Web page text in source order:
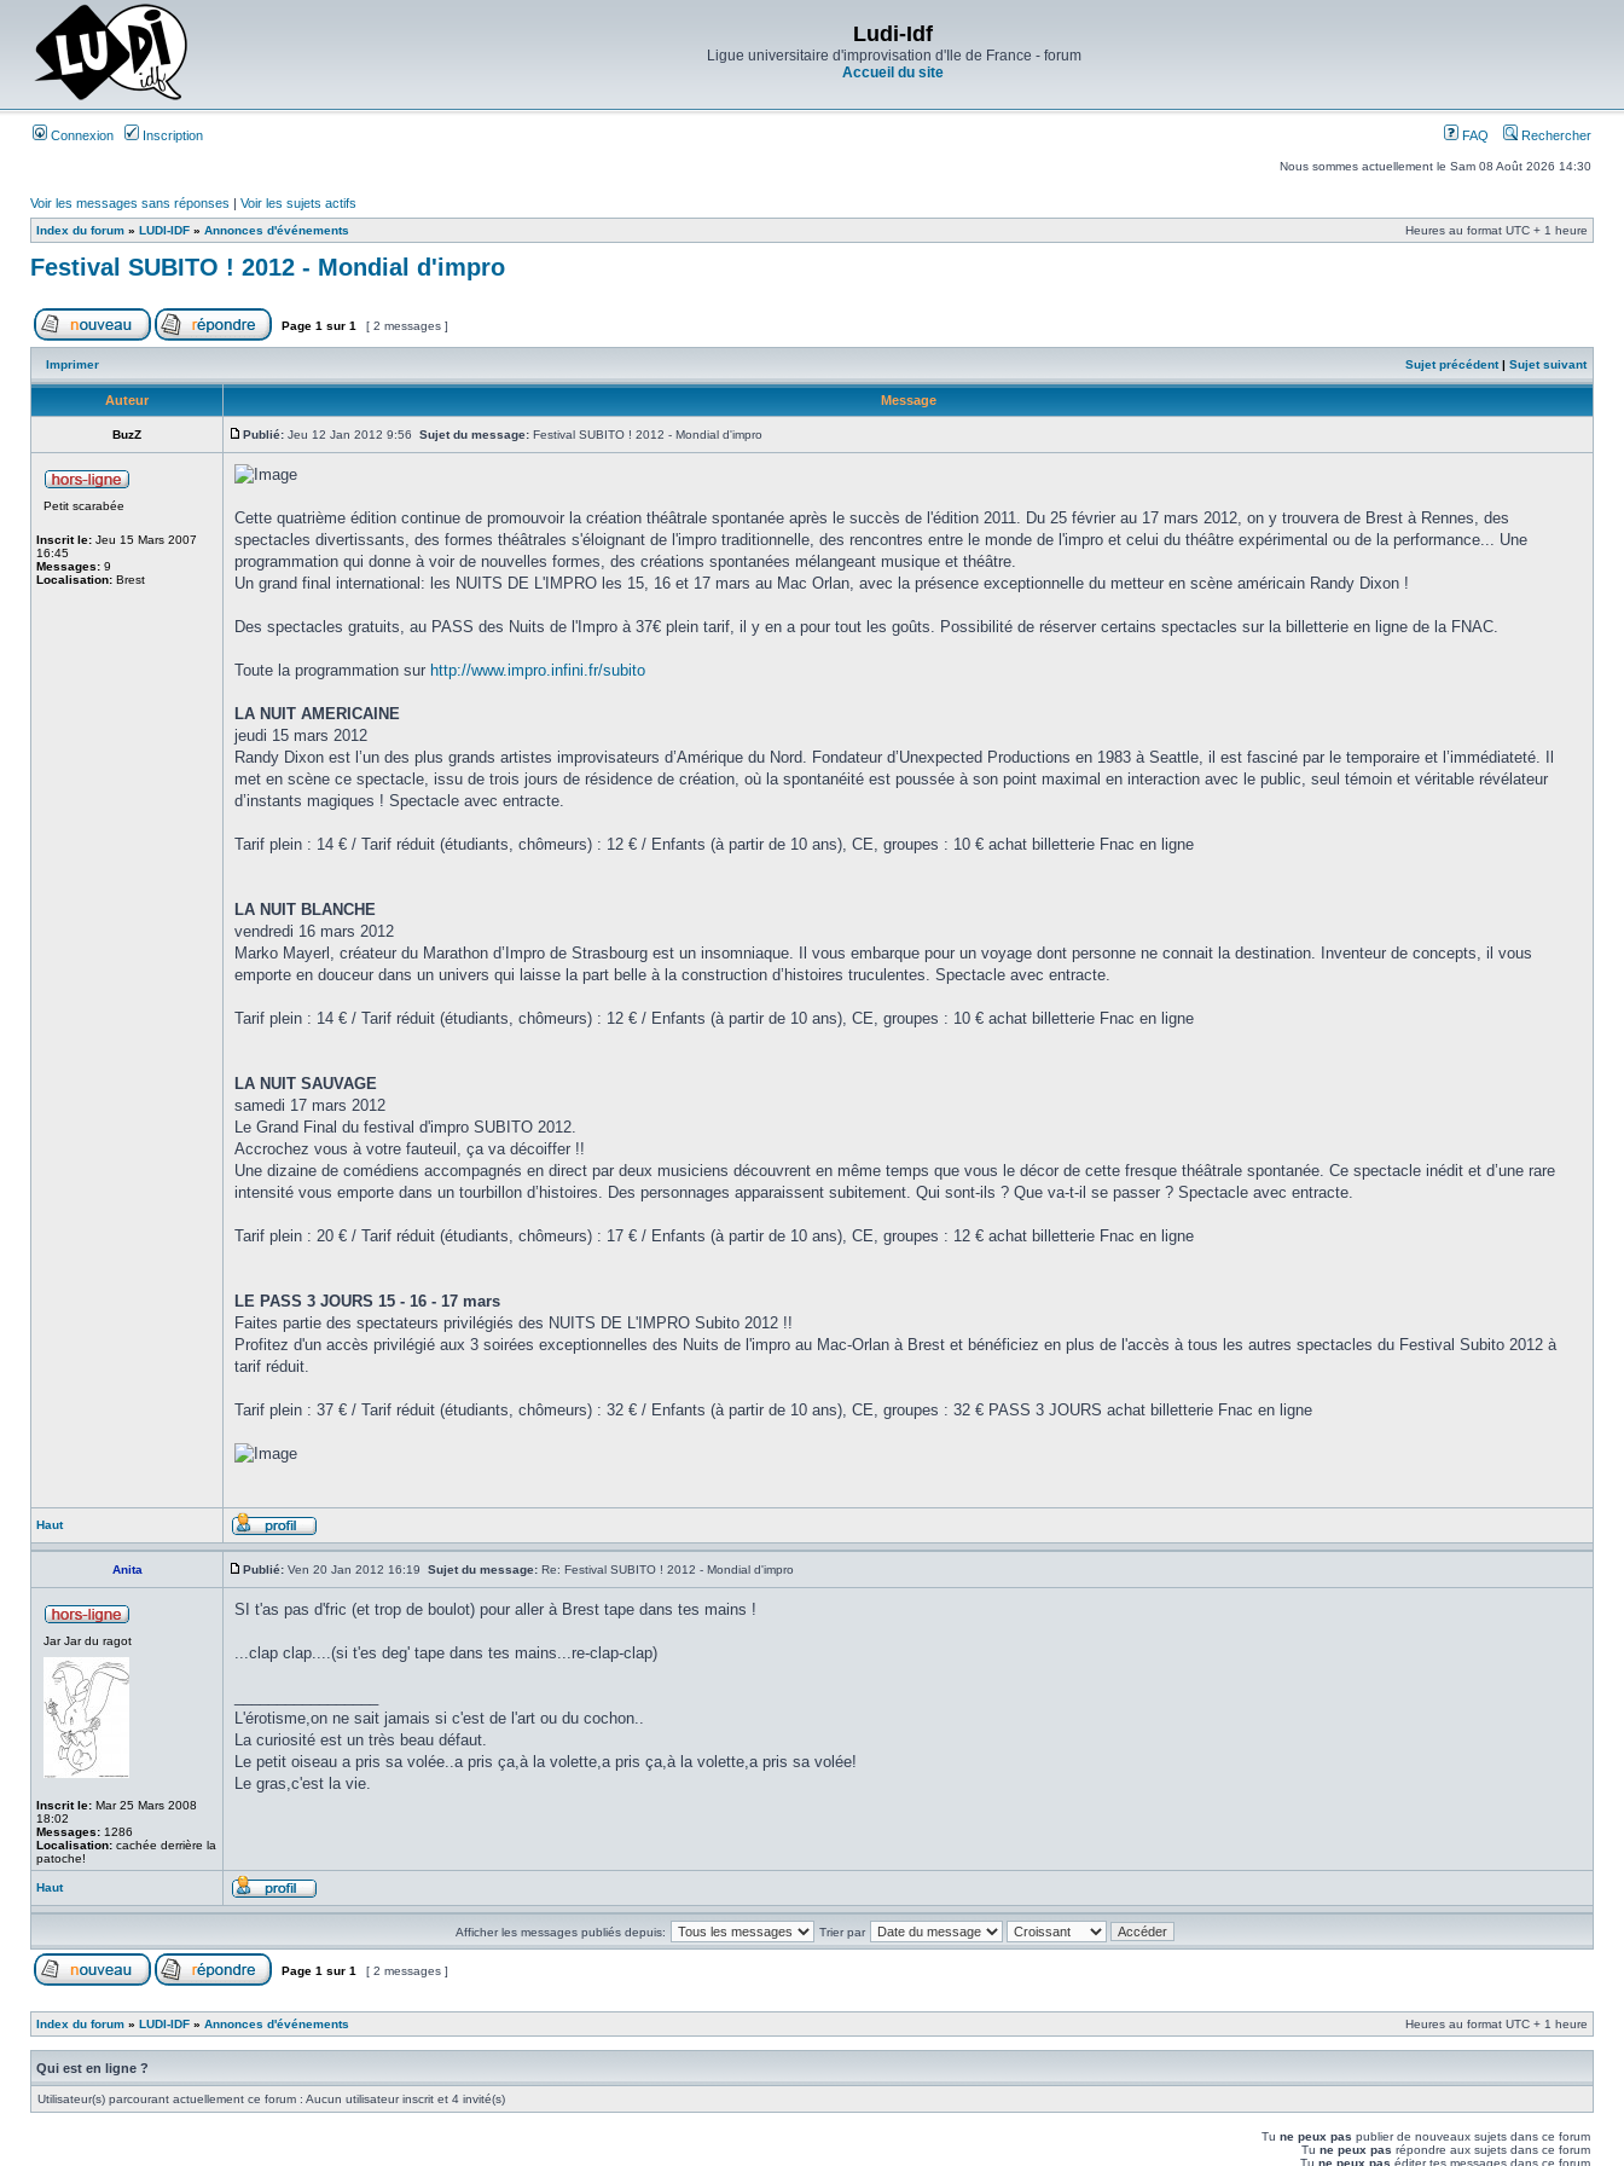
Ludi-Idf
Ligue universitaire d'improvisation d'Ile de France - forum
Accueil du site
Connexion Inscription FAQ Rechercher
Nous sommes actuellement le Sam 08 Août 2026 14:30
Voir les messages sans réponses | Voir les sujets actifs
Index du forum » LUDI-IDF » Annonces d'événements Heures au format UTC + 1 heure
Festival SUBITO ! 2012 - Mondial d'impro
Page 1 sur 1 [ 2 messages ]
Imprimer Sujet précédent| Sujet suivant
Auteur Message
BuzZ Publié: Jeu 12 Jan 2012 9:56 Sujet du message: Festival SUBITO ! 2012 - Mondial d'impro
Petit scarabée
Inscrit le: Jeu 15 Mars 2007
16:45
Messages: 9
Localisation: Brest
Cette quatrième édition continue de promouvoir la création théâtrale spontanée après le succès de l'édition 2011. Du 25 février au 17 mars 2012, on y trouvera de Brest à Rennes, des
spectacles divertissants, des formes théâtrales s'éloignant de l'impro traditionnelle, des rencontres entre le monde de l'impro et celui du théâtre expérimental ou de la performance... Une
programmation qui donne à voir de nouvelles formes, des créations spontanées mélangeant musique et théâtre.
Un grand final international: les NUITS DE L'IMPRO les 15, 16 et 17 mars au Mac Orlan, avec la présence exceptionnelle du metteur en scène américain Randy Dixon !
Des spectacles gratuits, au PASS des Nuits de l'Impro à 37€ plein tarif, il y en a pour tout les goûts. Possibilité de réserver certains spectacles sur la billetterie en ligne de la FNAC.
Toute la programmation sur http://www.impro.infini.fr/subito
LA NUIT AMERICAINE
jeudi 15 mars 2012
Randy Dixon est l’un des plus grands artistes improvisateurs d’Amérique du Nord. Fondateur d’Unexpected Productions en 1983 à Seattle, il est fasciné par le temporaire et l’immédiateté. Il
met en scène ce spectacle, issu de trois jours de résidence de création, où la spontanéité est poussée à son point maximal en interaction avec le public, seul témoin et véritable révélateur
d’instants magiques ! Spectacle avec entracte.
Tarif plein : 14 € / Tarif réduit (étudiants, chômeurs) : 12 € / Enfants (à partir de 10 ans), CE, groupes : 10 € achat billetterie Fnac en ligne
LA NUIT BLANCHE
vendredi 16 mars 2012
Marko Mayerl, créateur du Marathon d’Impro de Strasbourg est un insomniaque. Il vous embarque pour un voyage dont personne ne connait la destination. Inventeur de concepts, il vous
emporte en douceur dans un univers qui laisse la part belle à la construction d’histoires truculentes. Spectacle avec entracte.
Tarif plein : 14 € / Tarif réduit (étudiants, chômeurs) : 12 € / Enfants (à partir de 10 ans), CE, groupes : 10 € achat billetterie Fnac en ligne
LA NUIT SAUVAGE
samedi 17 mars 2012
Le Grand Final du festival d'impro SUBITO 2012.
Accrochez vous à votre fauteuil, ça va décoiffer !!
Une dizaine de comédiens accompagnés en direct par deux musiciens découvrent en même temps que vous le décor de cette fresque théâtrale spontanée. Ce spectacle inédit et d’une rare
intensité vous emporte dans un tourbillon d’histoires. Des personnages apparaissent subitement. Qui sont-ils ? Que va-t-il se passer ? Spectacle avec entracte.
Tarif plein : 20 € / Tarif réduit (étudiants, chômeurs) : 17 € / Enfants (à partir de 10 ans), CE, groupes : 12 € achat billetterie Fnac en ligne
LE PASS 3 JOURS 15 - 16 - 17 mars
Faites partie des spectateurs privilégiés des NUITS DE L'IMPRO Subito 2012 !!
Profitez d'un accès privilégié aux 3 soirées exceptionnelles des Nuits de l'impro au Mac-Orlan à Brest et bénéficiez en plus de l'accès à tous les autres spectacles du Festival Subito 2012 à
tarif réduit.
Tarif plein : 37 € / Tarif réduit (étudiants, chômeurs) : 32 € / Enfants (à partir de 10 ans), CE, groupes : 32 € PASS 3 JOURS achat billetterie Fnac en ligne
Haut
Anita Publié: Ven 20 Jan 2012 16:19 Sujet du message: Re: Festival SUBITO ! 2012 - Mondial d'impro
Jar Jar du ragot
Inscrit le: Mar 25 Mars 2008
18:02
Messages: 1286
Localisation: cachée derrière la
patoche!
SI t'as pas d'fric (et trop de boulot) pour aller à Brest tape dans tes mains !
...clap clap....(si t'es deg' tape dans tes mains...re-clap-clap)
L'érotisme,on ne sait jamais si c'est de l'art ou du cochon..
La curiosité est un très beau défaut.
Le petit oiseau a pris sa volée..a pris ça,à la volette,a pris ça,à la volette,a pris sa volée!
Le gras,c'est la vie.
Haut
Afficher les messages publiés depuis: Trier par
Page 1 sur 1 [ 2 messages ]
Index du forum » LUDI-IDF » Annonces d'événements Heures au format UTC + 1 heure
Qui est en ligne ?
Utilisateur(s) parcourant actuellement ce forum : Aucun utilisateur inscrit et 4 invité(s)
Tu ne peux pas publier de nouveaux sujets dans ce forum
Tu ne peux pas répondre aux sujets dans ce forum
Tu ne peux pas éditer tes messages dans ce forum